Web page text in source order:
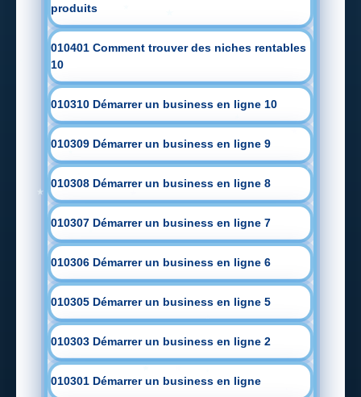
produits
010401 Comment trouver des niches rentables
10
010310 Démarrer un business en ligne 10
010309 Démarrer un business en ligne 9
010308 Démarrer un business en ligne 8
010307 Démarrer un business en ligne 7
010306 Démarrer un business en ligne 6
010305 Démarrer un business en ligne 5
010303 Démarrer un business en ligne 2
010301 Démarrer un business en ligne